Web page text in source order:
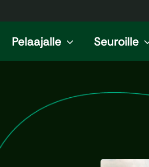
Pelaajalle Seuroille